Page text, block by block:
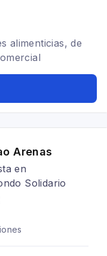
alimenticias, de
Arenas
en
Solidario